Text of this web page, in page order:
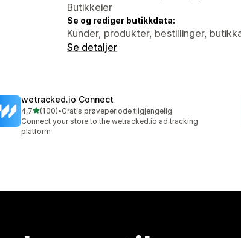
Butikkeier
Se og rediger butikkdata:
Kunder, produkter, bestillinger,
Se detaljer
wetracked.io Connect
4,7av 5 stjerner
(100)
Totalt 100 omtaler
•Gratis prøveperiode tilgjengelig
Connect your store to the wetracked.io ad tracking
platform